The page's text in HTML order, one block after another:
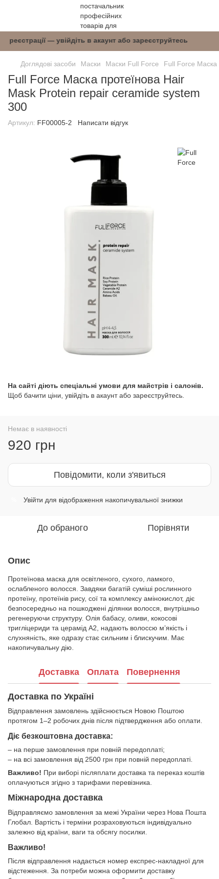
реєстрації — увійдіть в акаунт або
Доглядові засоби Маски Маски Full Force Full Force Маска
Full Force Маска протеїнова Hair
Mask Protein repair ceramide system
300
Артикул: FF00005-2 Написати відгук
На сайті діють спеціальні умови для майстрів і салонів.
Щоб бачити ціни, увійдіть в акаунт або зареєструйтесь.
Немає в наявності
920 грн
Повідомити, коли з'явиться
Увійти для відображення накопичувальної знижки
До обраного Порівняти
Опис
Протеїнова маска для освітленого, сухого, ламкого,
ослабленого волосся. Завдяки багатій суміші рослинного
протеїну, протеїнів рису, сої та комплексу амінокислот, діє
безпосередньо на пошкоджені ділянки волосся, внутрішньо
регенеруючи структуру. Олія бабасу, оливи, кокосові
тригліцериди та церамід А2, надають волоссю м’якість і
слухняність, яке одразу стає сильним і блискучим. Має
накопичувальну дію.
Доставка Оплата Повернення
Доставка по Україні
Відправлення замовлень здійснюється Новою Поштою
протягом 1–2 робочих днів після підтвердження або оплати.
Діє безкоштовна доставка:
– на перше замовлення при повній передоплаті;
– на всі замовлення від 2500 грн при повній передоплаті.
Важливо! При виборі післяплати доставка та переказ коштів
оплачуються згідно з тарифами перевізника.
Міжнародна доставка
Відправляємо замовлення за межі України через Нова Пошта
Глобал. Вартість і терміни розраховуються індивідуально
залежно від країни, ваги та обсягу посилки.
Важливо!
Після відправлення надається номер експрес-накладної для
відстеження. За потреби можна оформити доставку